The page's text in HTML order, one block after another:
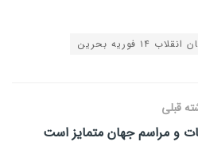
فوریه بحرین
قبلی
و مراسم جهان متمایز است